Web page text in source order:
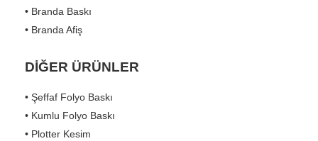
• Branda Baskı
• Branda Afiş
DİĞER ÜRÜNLER
• Şeffaf Folyo Baskı
• Kumlu Folyo Baskı
• Plotter Kesim